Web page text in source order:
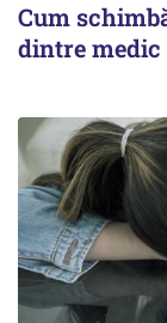
Cum
dintre medic